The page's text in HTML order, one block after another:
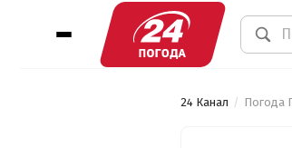
24 Канал Погода